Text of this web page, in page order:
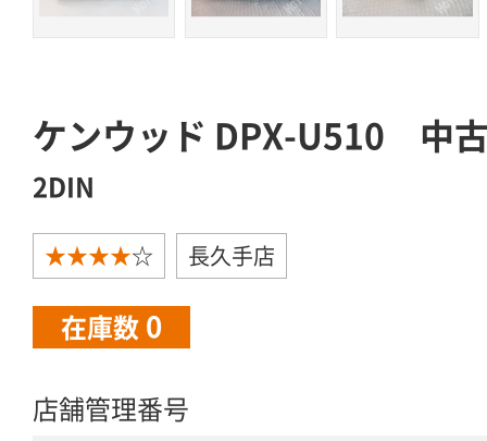
ケンウッド DPX-U510 中
2DIN
★★★★☆ 長久手店
在庫数 0
店舗管理番号